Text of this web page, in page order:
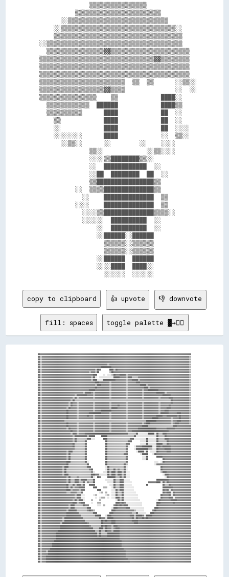
                ▒▒▒▒▒▒▒▒▒▒▒▒▒▒▒▒
            ▒▒▒▒▒▒▒▒▒▒▒▒▒▒▒▒▒▒▒▒▒▒▒▒
        ░░▒▒▒▒▒▒▒▒▒▒▒▒▒▒▒▒▒▒▒▒▒▒▒▒▒▒▒▒
      ░░▒▒▒▒▒▒▒▒▒▒▒▒▒▒▒▒▒▒▒▒▒▒▒▒▒▒▒▒▒▒▒▒░░
      ▒▒▒▒▒▒▒▒▒▒▒▒▒▒▒▒▒▒▒▒▒▒▒▒▒▒▒▒▒▒▒▒▒▒▒▒
  ░░▒▒▒▒▒▒▒▒▒▒▒▒▒▒▒▒▒▒▒▒▒▒▒▒▒▒▒▒▒▒▒▒▒▒▒▒▒▒
    ▒▒▒▒▒▒▒▒▒▒▒▒▒▒▒▒▓▓▒▒▒▒▒▒▒▒▒▒▒▒▒▒▒▒▒▒▒▒▒▒
  ▒▒▒▒▒▒▒▒▒▒▒▒▒▒▒▒▒▒▒▒▒▒▒▒▒▒▒▒▒▒▒▒▓▓▒▒▒▒▒▒▒▒
  ▒▒▒▒▒▒▒▒▒▒▒▒▒▒▒▒▒▒▒▒▒▒▒▒▒▒▒▒▒▒▒▒▒▒▒▒▒▒▒▒▒▒
  ▒▒▒▒▒▒▒▒▒▒▒▒▒▒▒▒▒▒▒▒▒▒▒▒▒▒▒▒▒▒▒▒▒▒▒▒▒▒▒▒▒▒
  ▒▒▒▒▒▒▒▒▒▒▒▒▒▒▒▒▒▒▒▒▒▒▒▒  ▒▒  ▒▒      ░░▒▒░░
  ▒▒▒▒▒▒▒▒▒▒▒▒▒▒▒▒▒▒▓▓▒▒▒▒              ░░  ░░
  ▒▒▒▒▒▒▒▒▒▒▒▒▒▒▒▒    ▒▒            ████░░
    ▒▒▒▒▒▒▒▒▒▒▒▒  ██████            ████▒▒
    ▒▒▒▒▒▒▒▒▒▒      ████            ██  ░░
      ▒▒            ████            ██  ░░
      ░░            ████            ██  ░░░░
      ░░░░░░░░      ████            ░░  ▒▒░░
        ░░▒▒░░      ░░        ░░    ░░░░
                ▒▒░░            ░░▒▒░░░░
                ░░░░▒▒████████▒▒░░
                ░░  ████████████  ░░
                ░░██  ████████  ██  ░░
                ▒▒████████████████▒▒
            ░░  ▒▒▒▒██████████████▒▒
              ░░    ██████████████  ▒▒
            ░░░░    ██████████████  ▒▒
              ░░░░▒▒██████████████▒▒▒▒░░
              ░░░░░░  ██████████  ░░
                  ░░  ██████████  ░░
                  ░░██████░░██████
                    ▒▒▒▒▒▒░░▒▒▒▒▒▒
                    ▒▒▒▒▒▒░░▒▒▒▒▒▒
                  ░░██████  ██████
                  ░░░░████  ████░░
copy to clipboard 👍 upvote 👎 downvote
fill: spaces toggle palette ▓→✊🏽
██▓▓▓▓▓▓▓▓▓▓▓▓▓▓▓▓▓▓▓▓▓▓▓▓▓▓▓▓▓▓▓▓▓▓▓▓▓▓▓▓▓▓▓▓▓▓▓▓▓▓▓▓▓▓▓▓▓▓▓▓▓▓▓▓▓▓▓▓▓▓▓▓▓▓▓▓▓▓▓▓▓▓▓▓▓▓▓▓▓▓▓▓▓▓▓▓▓▓▓▓▓▓▓▓▓▓▓▓▓▓▓▓▓▓▓▓▓▓▓▓▓▓▓▓▓▓▓▓▓▓▓▓▓▓▓▓▓▓▓▓▓▓▓▓▓▓▓▓
██▒▒▓▓▓▓▓▓▓▓▓▓▓▓▓▓▓▓▓▓▓▓▓▓▓▓▓▓▓▓▓▓▓▓▓▓▓▓▓▓▓▓▓▓▓▓▓▓▓▓▓▓▓▓▓▓▓▓▓▓▓▓▓▓▓▓▓▓▓▓▓▓▓▓▓▓▓▓▓▓▓▓▓▓▓▓▓▓▓▓▓▓▓▓▓▓▓▓▓▓▓▓▓▓▓▓▓▓▓▓▓▓▓▓▓▓▓▓▓▓▓▓▓▓▓▓▓▓▓▓▓▓▓▓▓▓▓▓▓▓▓▓▓▓▓▓▒▒
██▒▒▓▓▓▓▓▓▓▓▓▓▓▓▓▓▓▓▓▓▓▓▓▓▓▓▓▓▓▓▓▓▓▓▓▓▓▓▓▓▓▓▓▓▓▓▓▓▓▓▓▓▓▓▓▓▓▓▓▓▓▓▓▓▓▓▓▓▓▓▓▓▓▓▓▓▓▓▓▓▓▓▓▓▓▓▓▓▓▓▓▓▓▓▓▓▓▓▓▓▓▓▓▓▓▓▓▓▓▓▓▓▓▓▓▓▓▓▓▓▓▓▓▓▓▓▓▓▓▓▓▓▓▓▓▓▓▓▓▓▓▓▓▓▓▓▒▒
██▒▒▓▓▓▓▓▓▓▓▓▓▓▓▓▓▓▓▓▓▓▓▓▓▓▓▓▓▓▓▓▓▓▓▓▓▓▓▓▓▓▓▓▓▓▓▓▓▓▓▓▓▓▓▓▓▓▓▓▓▓▓▓▓▓▓▓▓▓▓▓▓▓▓▓▓▓▓▓▓▓▓▓▓▓▓▓▓▓▓▓▓▓▓▓▓▓▓▓▓▓▓▓▓▓▓▓▓▓▓▓▓▓▓▓▓▓▓▓▓▓▓▓▓▓▓▓▓▓▓▓▓▓▓▓▓▓▓▓▓▓▓▓▓▓▓▒▒
██▒▒▓▓▓▓▓▓▓▓▓▓▓▓▓▓▓▓▓▓▓▓▓▓▓▓▓▓▓▓▓▓▓▓▓▓▓▓▓▓▓▓▓▓▓▓▓▓▓▓▓▓▓▓▓▓▓▓▓▓▓▓▓▓▓▓▒▒▓▓▓▓▓▓▓▓▓▓▓▓▓▓▓▓▓▓▓▓▓▓▓▓▓▓▓▓▓▓▓▓▓▓▓▓▓▓▓▓▓▓▓▓▓▓▓▓▓▓▓▓▓▓▓▓▓▓▓▓▓▓▓▓▓▓▓▓▓▓▓▓▓▓▓▓▓▓▒▒
██▒▒▓▓▓▓▓▓▓▓▓▓▓▓▓▓▓▓▓▓▓▓▓▓▓▓▓▓▓▓▓▓▓▓▓▓▓▓▓▓▓▓▓▓▓▓▓▓▓▓▓▓▓▓▓▓▓▓▓▓██████████▓▓▓▓▓▓▓▓▓▓▓▓▓▓▓▓▓▓▓▓▓▓▓▓▓▓▓▓▓▓▓▓▓▓▓▓▓▓▓▓▓▓▓▓▓▓▓▓▓▓▓▓▓▓▓▓▓▓▓▓▓▓▓▓▓▓▓▓▓▓▓▓▓▓▓▓▒▒
██▒▒▓▓▓▓▓▓▓▓▓▓▓▓▓▓▓▓▓▓▓▓▓▓▓▓▓▓▓▓▓▓▓▓▓▓▓▓▓▓▓▓▓▓▓▓▓▓▓▓▓▓▓▓▒▒██▓▓        ████▒▒██▓▓▓▓▓▓▓▓▓▓▓▓▓▓▓▓▓▓▓▓▓▓▓▓▓▓▓▓▓▓▓▓▓▓▓▓▓▓▓▓▓▓▓▓▓▓▓▓▓▓▓▓▓▓▓▓▓▓▓▓▓▓▓▓▓▓▓▓▓▓▒▒
██▒▒▓▓▓▓▓▓▓▓▓▓▓▓▓▓▓▓▓▓▓▓▓▓▓▓▓▓▓▓▓▓▓▓▓▓▓▓▓▓▓▓▓▓▓▓▓▓▒▒▓▓▓▓▒▒██          ▒▒██▓▓▓▓▓▓▓▓▓▓▓▓▓▓▓▓▓▓▓▓▓▓▓▓▓▓▓▓▓▓▓▓▓▓▓▓▓▓▓▓▓▓▓▓▓▓▓▓▓▓▓▓▓▓▓▓▓▓▓▓▓▓▓▓▓▓▓▓▓▓▓▓▓▓▒▒
██▒▒▓▓▓▓▓▓▓▓▓▓▓▓▓▓▓▓▓▓▓▓▓▓▓▓▓▓▓▓▓▓▓▓▓▓▓▓▓▓▓▓▓▓▓▓▓▓▓▓▓▓████      ░░  ░░░░▒▒██▓▓▓▓██████▒▒▓▓▓▓▓▓▓▓▓▓▓▓▓▓▓▓▓▓▓▓▓▓▓▓▓▓▓▓▓▓▓▓▓▓▓▓▓▓▓▓▓▓▓▓▓▓▓▓▓▓▓▓▓▓▓▓▓▓▓▓▒▒
██▒▒▓▓▓▓▓▓▓▓▓▓▓▓▓▓▓▓▓▓▓▓▓▓▓▓▓▓▓▓▓▓▓▓▓▓▓▓▓▓▓▓▓▓▓▓▓▓▓▓▒▒██░░  ░░░░░░░░░░░░░░██████▓▓▓▓▓▓▒▒████▒▒▒▒▒▒▓▓▓▓▓▓▓▓▓▓▓▓▓▓▓▓▓▓▓▓▓▓▓▓▓▓▓▓▓▓▓▓▓▓▓▓▓▓▓▓▓▓▓▓▓▓▓▓▓▓▒▒
██▒▒▓▓▓▓▓▓▓▓▓▓▓▓▓▓▓▓▓▓▓▓▓▓▓▓▓▓▓▓▓▓▓▓▓▓▓▓▓▓▓▓▓▓▓▓▓▓▓▓▒▒████░░░░░░████████████▓▓▓▓▓▓▓▓▓▓▒▒▓▓▓▓██████▒▒▓▓▓▓▓▓▓▓▓▓▓▓▓▓▓▓▓▓▓▓▓▓▓▓▓▓▓▓▓▓▓▓▓▓▓▓▓▓▓▓▓▓▓▓▓▓▓▓▒▒
██▒▒▓▓▓▓▓▓▓▓▓▓▓▓▓▓▓▓▓▓▓▓▓▓▓▓▓▓▓▓▓▓▓▓▓▓▓▓▓▓▓▓▓▓▓▓▓▓▓▓▓▓▓▓████▓▓▓▓▓▓▓▓▓▓▒▒▓▓▓▓▓▓▓▓▓▓▓▓▓▓▒▒▓▓▓▓▓▓▓▓████▓▓▓▓▓▓▓▓▓▓▓▓▓▓▓▓▓▓▓▓▓▓▓▓▓▓▓▓▓▓▓▓▓▓▓▓▓▓▓▓▓▓▓▓▓▓▓▓▒▒
██▒▒▓▓▓▓▓▓▓▓▓▓▓▓▓▓▓▓▓▓▓▓▓▓▓▓▓▓▓▓▓▓▓▓▓▓▓▓▓▓▓▓▓▓▓▓▓▓▓▓▓▓▓▓▒▒████▓▓▓▓▓▓▓▓▒▒▓▓▓▓▓▓▓▓▓▓▓▓▓▓▒▒▓▓▓▓▓▓▓▓▓▓▓▓██████▒▒▓▓▓▓▓▓▓▓▓▓▓▓▓▓▓▓▓▓▓▓▓▓▓▓▓▓▓▓▓▓▓▓▓▓▓▓▓▓▓▓▒▒
██▒▒▓▓▓▓▓▓▓▓▓▓▓▓▓▓▓▓▓▓▓▓▓▓▓▓▓▓▓▓▓▓▓▓▓▓▓▓▓▓▓▓▓▓▓▓▓▓▓▓▓▓▓▓██▓▓▓▓▓▓▓▓▓▓▓▓▒▒▓▓▓▓▓▓▓▓▓▓▓▓▓▓▒▒▓▓▓▓▓▓▓▓▓▓▓▓▓▓▓▓████▒▒▓▓▓▓▓▓▓▓▓▓▓▓▓▓▓▓▓▓▓▓▓▓▓▓▓▓▓▓▓▓▓▓▓▓▓▓▓▓▒▒
██▒▒▓▓▓▓▓▓▓▓▓▓▓▓▓▓▓▓▓▓▓▓▓▓▓▓▓▓▓▓▓▓▓▓▓▓▓▓▓▓▓▓▓▓▓▓▓▓██████▓▓▓▓▓▓▓▓▓▓▓▓▓▓▒▒▓▓▓▓▓▓▓▓▓▓▓▓▓▓▒▒▓▓▓▓▓▓▓▓▓▓▓▓▓▓▒▒▓▓▓▓██████████▓▓▓▓▓▓▓▓▓▓▓▓▓▓▓▓▓▓▓▓▓▓▓▓▓▓▓▓▓▓▒▒
██▒▒▓▓▓▓▓▓▓▓▓▓▓▓▓▓▓▓▓▓▓▓▓▓▓▓▓▓▓▓▓▓▓▓▓▓▓▓▓▓▓▓▒▒██████▓▓▒▒▓▓▓▓▓▓▓▓▓▓▓▓▓▓▒▒▓▓▓▓▓▓▓▓▓▓▓▓▓▓▒▒▓▓▓▓▓▓▓▓▓▓▓▓▓▓▒▒▓▓▓▓▓▓▓▓▓▓▓▓████████▒▒▓▓▓▓▓▓▓▓▓▓▓▓▓▓▓▓▓▓▓▓▓▓▒▒
██▒▒▓▓▓▓▓▓▓▓▓▓▓▓▓▓▓▓▓▓▓▓▓▓▓▓▓▓▓▓▓▓▓▓▒▒██████████▓▓▓▓▓▓▒▒▓▓▓▓▓▓▓▓▓▓▓▓▓▓▒▒▓▓▓▓▓▓▓▓▓▓▓▓▓▓▒▒▓▓▓▓▓▓▓▓▓▓▓▓▓▓▒▒▓▓▓▓▓▓▓▓▓▓▓▓▓▓▓▓▓▓████████▓▓▓▓▓▓▓▓▓▓▓▓▓▓▓▓▓▓▒▒
██▒▒▓▓▓▓▓▓▓▓▓▓▓▓▓▓▓▓▓▓▓▓▓▓▓▓▓▓▓▓▓▓▒▒██▒▒▓▓▓▓▓▓▓▓▓▓▓▓▓▓▒▒▓▓▓▓▓▓▓▓▓▓▓▓▓▓▒▒▓▓▓▓▓▓▓▓▓▓▓▓▓▓▒▒▓▓▓▓▓▓▓▓▓▓▓▓▓▓▒▒▓▓▓▓▓▓▓▓▓▓▓▓▓▓▒▒▓▓▓▓▓▓▓▓████▓▓▓▓▓▓▓▓▓▓▓▓▓▓▓▓▒▒
██▒▒▓▓▓▓▓▓▓▓▓▓▓▓▓▓▓▓▓▓▓▓▓▓▓▓▓▓▓▓▒▒██▒▒▒▒▒▒▒▒▒▒▒▒▒▒▒▒▒▒▒▒▒▒▒▒▒▒▒▒▒▒▒▒▒▒▒▒▒▒▒▒▒▒▒▒▒▒▒▒▒▒▒▒▒▒▒▒▒▒▒▒▒▒▒▒▒▒▒▒▒▒▒▒▒▒▒▒▒▒▒▒▒▒▒▒▒▒▒▒▒▒▒▒▒▒██▓▓▓▓▓▓▓▓▓▓▓▓▓▓▓▓▒▒
██▒▒▓▓▓▓▓▓▓▓▓▓▓▓▓▓▓▓▓▓▓▓▓▓▓▓▓▓▒▒██▓▓▓▓▒▒▓▓▓▓▓▓▓▓▓▓▓▓▓▓▒▒▓▓▓▓▓▓▓▓▓▓▓▓▓▓▒▒▓▓▓▓▓▓▓▓▓▓▓▓▓▓▒▒▓▓▓▓▓▓▓▓▓▓▓▓▓▓▒▒▓▓▓▓▓▓▓▓▓▓▓▓▓▓▒▒▓▓▓▓▓▓▓▓▓▓██▓▓▓▓▓▓▓▓▓▓▓▓▓▓▓▓▒▒
██▒▒▓▓▓▓▓▓▓▓▓▓▓▓▓▓▓▓▓▓▓▓▓▓▓▓▓▓▒▒██▓▓▓▓▒▒▓▓▓▓▓▓▓▓▓▓▓▓▓▓▒▒▓▓▓▓▓▓▓▓▓▓▓▓▓▓▒▒▓▓▓▓▓▓██▓▓▓▓▓▓▒▒▓▓▓▓▓▓▓▓▓▓▓▓▓▓▒▒▓▓▓▓▓▓▓▓▓▓▓▓▓▓▒▒▓▓▓▓▓▓▓▓██▓▓▓▓▓▓▓▓▓▓▓▓▓▓▓▓▓▓▒▒
██▒▒▓▓▓▓▓▓▓▓▓▓▓▓▓▓▓▓▓▓▓▓▓▓▓▓▒▒██▓▓▓▓▓▓▒▒▓▓▓▓▓▓▓▓▓▓▓▓▓▓▒▒▓▓▓▓▓▓▓▓▓▓▓▓▓▓▒▒██████▓▓▓▓▓▓▓▓▒▒▓▓▓▓▓▓▓▓▓▓▓▓▓▓▒▒▓▓▓▓▓▓▓▓▓▓▓▓▓▓▒▒▓▓▓▓▓▓████▓▓▓▓▓▓▓▓▓▓▓▓▓▓▓▓▓▓▒▒
██▒▒▓▓▓▓▓▓▓▓▓▓▓▓▓▓▓▓▓▓▓▓▓▓▓▓██▓▓▓▓▓▓▓▓▒▒▓▓▓▓▓▓▓▓▓▓▓▓▓▓▒▒▓▓▓▓▓▓██████████▓▓▓▓▓▓▓▓▓▓▓▓▓▓▒▒▓▓▓▓▓▓▓▓▓▓▓▓▓▓▒▒▓▓▓▓▓▓▓▓▓▓▓▓▓▓▒▒▓▓▓▓████▓▓▓▓▓▓▓▓▓▓▓▓▓▓▓▓▓▓▓▓▒▒
██▒▒▓▓▓▓▓▓▓▓▓▓▓▓▓▓▓▓▓▓▓▓▓▓▓▓██▓▓▓▓▓▓▓▓▒▒▓▓▓▓▓▓▓▓▓▓████████████▓▓▓▓▓▓▓▓▒▒▓▓▓▓▓▓▓▓▓▓▓▓▓▓▒▒▓▓▓▓▓▓▓▓▓▓▓▓▓▓▒▒▓▓▓▓▓▓▓▓▓▓▓▓▓▓▒▒████████▓▓▓▓▓▓▓▓████▓▓▓▓▓▓▓▓▒▒
██▒▒▓▓▓▓▓▓▓▓▓▓▓▓▓▓▓▓▓▓▓▓▓▓▓▓██▓▓▓▓▓▓▓▓▒▒▓▓▓▓▓▓▓▓██▓▓▓▓▒▒▓▓▓▓▓▓▓▓▓▓▓▓▓▓▒▒▓▓▓▓▓▓▓▓▓▓▓▓▓▓▒▒▓▓▓▓▓▓▓▓▓▓▓▓▓▓▒▒▓▓▓▓▓▓▓▓▓▓▓▓██████▓▓▓▓██████████▓▓██▓▓▓▓▓▓▓▓▒▒
██▒▒▓▓▓▓▓▓▓▓▓▓▓▓▓▓▓▓▓▓▓▓▓▓▓▓██▓▓▓▓▓▓▓▓▒▒▓▓▓▓▓▓▓▓▓▓▓▓▓▓▒▒▓▓▓▓▓▓▓▓▓▓▓▓▓▓▒▒▓▓▓▓▓▓▓▓▓▓▓▓▓▓▒▒▓▓▓▓▓▓▓▓▓▓▓▓▓▓▒▒▓▓▓▓▓▓▓▓██████▓▓▓▓▓▓▓▓▓▓▓▓▒▒▓▓▓▓▓▓██▓▓▓▓▓▓▓▓▒▒
██▒▒▓▓▓▓▓▓▓▓▓▓▓▓▓▓▓▓▓▓▓▓▓▓▒▒▒▒▒▒▒▒▒▒▒▒▒▒▒▒▒▒▒▒▒▒▒▒▒▒▒▒▒▒▒▒▒▒▒▒▒▒▒▒▒▒▒▒▒▒▒▒▒▒▒▒▒▒▒▒▒▒▒▒▒▒▒▒▒▒▒▒▒▒▒▒▒▒▒▒▒▒▒▒██████████▓▓▓▓▓▓▓▓▓▓▓▓▓▓▒▒▓▓▓▓████▓▓▓▓▓▓▓▓▒▒
██▒▒▓▓▓▓▓▓▓▓▓▓▓▓▓▓▓▓▓▓▓▓▓▓▓▓██▓▓▓▓▓▓▓▓▒▒▓▓▓▓▓▓▓▓▓▓▓▓▓▓▒▒▓▓▓▓▓▓▓▓▓▓▓▓▓▓▒▒▓▓▓▓▓▓▓▓▓▓▓▓▓▓▒▒▓▓▓▓▓▓▓▓▓▓▓▓▓▓▒▒▓▓████▓▓▓▓▓▓▓▓▓▓▓▓▓▓▓▓▓▓▓▓▒▒▓▓████▓▓▓▓▓▓▓▓▓▓▒▒
██▒▒▓▓▓▓▓▓▓▓▓▓▓▓▓▓▓▓▓▓▓▓▓▓▓▓██▓▓▓▓▓▓▓▓▒▒▓▓▓▓▓▓▓▓▓▓▓▓▓▓▒▒▓▓▓▓▓▓▓▓▓▓▓▓▓▓▒▒▓▓▓▓▓▓▓▓▓▓▓▓▓▓▒▒▓▓▓▓▓▓▓▓▓▓▓▓▓▓██████▒▒▒▒▒▒▒▒▒▒▒▒▒▒▒▒▒▒▒▒▒▒▒▒████▓▓▓▓▓▓▓▓▓▓▓▓▓▓
██▒▒▓▓▓▓▓▓▓▓▓▓▓▓▓▓▓▓▓▓▓▓▓▓▓▓▒▒██▓▓▓▓▓▓▒▒▓▓▓▓▓▓▓▓▓▓▓▓▓▓▒▒▓▓▓▓▓▓▓▓▓▓▓▓▓▓▒▒▓▓▓▓▓▓▓▓▓▓▓▓▓▓▒▒▓▓▓▓▓▓▓▓▓▓██████████████████▓▓▓▓▓▓▓▓▓▓████████▓▓▓▓▓▓▓▓▓▓▓▓▓▓▓▓
██▒▒▓▓▓▓▓▓▓▓▓▓▓▓▓▓▓▓▓▓▓▓▓▓▓▓▓▓▓▓██▓▓▓▓▒▒▓▓▓▓▓▓▓▓▓▓▓▓▓▓▒▒▓▓▓▓▓▓▓▓▓▓▓▓▓▓▒▒▓▓▓▓▓▓▓▓▓▓▓▓▓▓▒▒▓▓▓▓████████████████████████████████████▓▓▓▓▓▓▓▓▓▓▓▓▓▓▓▓▓▓▓▓▓▓
██▒▒▓▓▓▓▓▓▓▓▓▓▓▓▓▓▓▓▓▓▓▓▓▓▓▓▓▓▓▓▒▒████▒▒▓▓▓▓▓▓██████████████████████████████████████████▒▒▒▒▒▒▒▒██░░░░░░░░░░██████░░██▒▒▒▒████▓▓▓▓▓▓▓▓▓▓▓▓▓▓▓▓▓▓▓▓▓▓▓▓
██▒▒▓▓▓▓▓▓▓▓▓▓▓▓▓▓▓▓▓▓▓▓▓▓▓▓▓▓▓▓▓▓▒▒████████████▒▒██████      ██████▒▒▒▒▒▒▒▒▒▒▒▒▒▒▒▒▒▒▒▒▒▒▒▒▒▒██░░░░░░░░░░░░░░░░░░░░██▒▒▒▒▒▒██▓▓▓▓▓▓▓▓▓▓▓▓▓▓▓▓▓▓▓▓▓▓▓▓
██▒▒▓▓▓▓▓▓▓▓▓▓▓▓▓▓▓▓▓▓▓▓▓▓▓▓▓▓▓▓▓▓▒▒██▒▒▒▒▒▒▒▒▒▒████░░░░        ████▒▒▒▒▒▒▒▒▒▒▒▒▒▒▒▒▒▒▒▒▒▒████░░░░░░░░░░░░██░░░░░░░░██▒▒▒▒▒▒████▓▓▓▓▓▓▓▓▓▓▓▓▓▓▓▓▓▓▓▓▓▓
██▒▒▓▓▓▓▓▓▓▓▓▓▓▓▓▓▓▓▓▓▓▓▓▓▓▓▓▓▓▓▓▓▒▒██▒▒▒▒▒▒▒▒██                  ██▒▒▒▒▒▒▒▒▒▒▒▒▒▒▒▒▒▒▒▒████        ░░░░░░██░░░░░░░░██▒▒▒▒▒▒▒▒██▓▓▓▓▓▓▓▓▓▓▓▓▓▓▓▓▓▓▓▓▓▓
██▒▒▓▓▓▓▓▓▓▓▓▓▓▓▓▓▓▓▓▓▓▓▓▓▓▓▓▓▓▓▓▓██▒▒▒▒▒▒▒▒▒▒██                  ██▒▒▒▒▒▒▒▒▒▒▒▒▒▒▒▒▒▒████          ░░░░░░██░░░░░░░░██████▒▒▒▒██▓▓▓▓▓▓▓▓▓▓▓▓▓▓▓▓▓▓▓▓▓▓
██▒▒▓▓▓▓▓▓▓▓▓▓▓▓▓▓▓▓▓▓▓▓▓▓▓▓▓▓▓▓▓▓██▒▒▒▒▒▒▒▒▒▒██                  ██▒▒▒▒▒▒▒▒▒▒▒▒▒▒▒▒▒▒██░░    ░░▓▓▓▓▓▓██████████░░░░████▓▓████████▓▓▓▓▓▓▓▓▓▓▓▓▓▓▓▓▓▓▓▓
██▒▒▓▓▓▓▓▓▓▓▓▓▓▓▓▓▓▓▓▓▓▓▓▓▓▓▓▓▓▓▓▓▓▓▒▒▒▒▒▒▒▒▒▒██                  ██▒▒▒▒▒▒▒▒▒▒▒▒▒▒▒▒▒▒██      ░░████████████▒▒▒▒░░░░██▓▓▓▓▓▓██████▓▓▓▓▓▓▓▓▓▓▓▓▓▓▓▓▓▓▓▓
██▒▒▓▓▓▓▓▓▓▓▓▓▓▓▓▓▓▓▓▓▓▓▓▓▓▓▒▒████▒▒▒▒▒▒▒▒▒▒▒▒██                  ██▒▒▒▒▒▒▒▒▒▒▒▒▒▒▒▒▒▒██        ░░██████░░██  ░░░░░░██▓▓▓▓▓▓▓▓████▓▓▓▓▓▓▓▓▓▓▓▓▓▓▓▓▓▓▓▓
██▒▒▓▓▓▓▓▓▓▓▓▓▓▓▓▓▓▓▓▓▓▓▓▓▓▓▒▒██▒▒▒▒▒▒▒▒▒▒▒▒▒▒██                  ██▒▒▒▒▒▒▒▒▒▒▒▒▒▒▒▒████            ░░██████    ░░██▓▓▓▓▓▓▓▓▓▓▓▓▓▓▓▓▓▓▓▓▓▓▓▓▓▓▓▓▓▓▓▓▓▓
██▒▒▓▓▓▓▓▓▓▓▓▓▓▓▓▓▓▓▓▓▓▓▓▓▓▓▒▒██▒▒▒▒▒▒▒▒▒▒▒▒▒▒██                  ██▒▒▒▒▒▒▒▒▒▒▒▒▒▒▒▒▒▒██              ░░░░██        ██████▓▓▓▓▓▓▓▓▓▓▓▓▓▓▓▓▓▓▓▓▓▓▓▓▓▓▓▓
██▒▒▓▓▓▓▓▓▓▓▓▓▓▓▓▓▓▓▓▓▓▓▓▓▓▓▒▒██▒▒▒▒▒▒▒▒▒▒▒▒▒▒██                  ██▒▒▒▒▒▒▒▒▒▒▒▒▒▒▒▒▒▒██              ░░░░██              ██▓▓▓▓▓▓▓▓▓▓▓▓▓▓▓▓▓▓▓▓▓▓▓▓▓▓
██▒▒▓▓▓▓▓▓▓▓▓▓▓▓▓▓▓▓▓▓▓▓▓▓▓▓████▒▒▒▒▒▒▒▒▒▒▒▒▒▒██░░                ██▒▒▒▒▒▒▒▒▒▒▒▒▒▒▒▒▒▒██                          ░░░░  ░░██▓▓▓▓▓▓▓▓▓▓▓▓▓▓▓▓▓▓▓▓▓▓▓▓▓▓
██▒▒▓▓▓▓▓▓▓▓▓▓▓▓▓▓▓▓▓▓▓▓▓▓▓▓██▒▒▒▒▒▒▒▒▒▒▒▒▒▒▒▒▒▒██                ██▒▒▒▒▒▒▒▒▒▒▒▒▒▒▒▒██▒▒                          ░░▓▓▓▓▓▓▓▓▓▓▓▓▓▓▓▓▓▓▓▓▓▓▓▓▓▓▓▓▓▓▓▓▓▓
██▒▒▓▓▓▓▓▓▓▓▓▓▓▓▓▓▓▓▓▓▓▓▒▒████▒▒▒▒▒▒▒▒▒▒▒▒▒▒▒▒▒▒████              ░░██▒▒▒▒▒▒▒▒▒▒▒▒▒▒██░░                                ██▓▓▓▓▓▓▓▓▓▓▓▓▓▓▓▓▓▓▓▓▓▓▓▓▓▓▓▓
██▒▒▓▓▓▓▓▓▓▓▓▓▓▓▓▓▓▓▓▓▓▓▒▒██▒▒▒▒▒▒▒▒▒▒▒▒▒▒▒▒▒▒▒▒▒▒▓▓██            ░░██▒▒▒▒██▒▒▓▓▒▒▒▒██░░                                ██▓▓▓▓▓▓▓▓▓▓▓▓▓▓▓▓▓▓▓▓▓▓▓▓▓▓▓▓
██▒▒▓▓▓▓▓▓▓▓▓▓▓▓▓▓▓▓▓▓▓▓▒▒██▒▒▒▒▒▒▒▒▒▒▒▒▒▒▒▒▒▒▒▒▒▒▒▒▓▓░░        ░░░░██▒▒████▒▒████▒▒██░░░░                              ▒▒████▓▓▓▓▓▓▓▓▓▓▓▓▓▓▓▓▓▓▓▓▓▓▓▓
██▒▒▓▓▓▓▓▓▓▓▓▓▓▓▓▓▓▓▓▓▓▓▒▒████▒▒▒▒▒▒▒▒▒▒▒▒▒▒▒▒▒▒▒▒▒▒████▓▓▓▓░░░░░░░░██▒▒████▒▒████▒▒██░░░░                                ░░████▓▓▓▓▓▓▓▓▓▓▓▓▓▓▓▓▓▓▓▓▓▓
██▒▒▓▓▓▓▓▓▓▓▓▓▓▓▓▓▓▓▓▓▓▓▓▓▓▓▒▒██▒▒▒▒▒▒▓▓▒▒▒▒▒▒▒▒▒▒▒▒██░░  ██▓▓      ████████▒▒▒▒██▒▒██░░░░                                  ░░██▓▓▓▓▓▓▓▓▓▓▓▓▓▓▓▓▓▓▓▓▓▓
██▒▒▓▓▓▓▓▓▓▓▓▓▓▓▓▓▓▓▓▓▓▓▓▓▓▓▒▒██▒▒▒▒████▒▒██████▒▒▒▒▒▒██          ░░░░░░░░██▒▒▒▒████░░░░░░                          ████████████▓▓▓▓▓▓▓▓▓▓▓▓▓▓▓▓▓▓▓▓▓▓
██▒▒▓▓▓▓▓▓▓▓▓▓▓▓▓▓▓▓▓▓▓▓▓▓▓▓▒▒██▒▒▒▒████▒▒▒▒██░░▓▓▒▒▒▒██            ░░░░░░██▒▒▒▒████░░░░░░░░                ▓▓▓▓▓▓▓▓████░░██▒▒██▓▓▓▓▓▓▓▓▓▓▓▓▓▓▓▓▓▓▓▓▓▓
██▒▒▓▓▓▓▓▓▓▓▓▓▓▓▓▓▓▓▓▓▓▓▓▓▓▓██▒▒▒▒██▒▒████▒▒██    ██████              ░░░░██▒▒▒▒████░░░░░░░░              ██              ██▒▒▒▒██▓▓▓▓▓▓▓▓▓▓▓▓▓▓▓▓▓▓▓▓
██▒▒▓▓▓▓▓▓▓▓▓▓▓▓▓▓▓▓▓▓▓▓▓▓▓▓██▒▒██▒▒▓▓▓▓██████        ████      ▒▒▒▒    ░░██▒▒▒▒████░░░░░░░░░░                            ██████████▓▓▓▓▓▓▓▓▓▓▓▓▓▓▓▓▓▓
██▒▒▓▓▓▓▓▓▓▓▓▓▓▓▓▓▓▓▓▓▓▓▓▓▓▓████▒▒▓▓▓▓▓▓▒▒████            ████          ░░░░██▒▒████░░░░░░░░░░                            ██▓▓██░░██▓▓▓▓▓▓▓▓▓▓▓▓▓▓▓▓▓▓
██▒▒▓▓▓▓▓▓▓▓▓▓▓▓▓▓▓▓▓▓▓▓▓▓▓▓▒▒▒▒▓▓▓▓▓▓▒▒▒▒██                ░░▒▒  ▒▒    ░░░░██▒▒▒▒██░░░░░░░░░░░░                          ██▓▓████░░██▓▓▓▓▓▓▓▓▓▓▓▓▓▓▓▓
██▒▒▓▓▓▓▓▓▓▓▓▓▓▓▓▓▓▓▓▓▓▓▓▓▓▓▓▓▓▓▓▓▓▓▒▒████░░░░        ░░▒▒        ░░▒▒  ░░░░██▒▒▒▒██░░░░░░░░░░░░░░                      ██▓▓▓▓▓▓██░░██▓▓▓▓▓▓▓▓▓▓▓▓▓▓▓▓
██▒▒▓▓▓▓▓▓▓▓▓▓▓▓▓▓▓▓▓▓▓▓▓▓▓▓▓▓▓▓▓▓▓▓▒▒████░░░░          ░░  ░░▒▒▒▒  ░░  ░░░░████▒▒██░░░░░░░░░░░░░░                      ██▓▓▓▓▓▓████░░▓▓▓▓▓▓▓▓▓▓▓▓▓▓▓▓
██▒▒▓▓▓▓▓▓▓▓▓▓▓▓▓▓▓▓▓▓▓▓▓▓▓▓▓▓▓▓▓▓▒▒██▒▒████░░      ▒▒      ▒▒              ░░██▒▒██░░░░░░░░░░░░░░░░                ░░██▓▓▓▓▓▓▓▓▓▓██████▓▓▓▓▓▓▓▓▓▓▓▓▓▓
██▒▒▓▓▓▓▓▓▓▓▓▓▓▓▓▓▓▓▓▓▓▓▓▓▓▓▓▓▓▓▓▓████▒▒▓▓████      ░░    ▒▒▒▒              ████▓▓██▓▓░░░░░░░░░░░░░░░░              ████▓▓▓▓▓▓▓▓▓▓▓▓██▓▓▓▓▓▓▓▓▓▓▓▓▓▓▓▓
██▒▒▓▓▓▓▓▓▓▓▓▓▓▓▓▓▓▓▓▓▓▓▓▓▓▓▓▓▒▒████▒▒▒▒▒▒▒▒██▓▓▓▓        ░░░░  ▒▒        ▓▓██▓▓██▓▓████░░░░░░░░░░░░░░              ██▓▓▓▓▓▓▓▓▓▓▓▓▓▓▓▓▓▓▓▓▓▓▓▓▓▓▓▓▓▓▓▓
██▒▒▓▓▓▓▓▓▓▓▓▓▓▓▓▓▓▓▓▓▓▓▓▓▓▓▓▓▒▒████▒▒▒▒▒▒▒▒▒▒▒▒████                    ░░████▓▓▓▓▓▓▓▓████░░░░░░░░░░░░░░          ████▓▓▓▓▓▓▓▓▓▓▓▓▓▓▓▓▓▓▓▓▓▓▓▓▓▓▓▓▓▓▓▓
██▒▒▓▓▓▓▓▓▓▓▓▓▓▓▓▓▓▓▓▓▓▓▓▓▓▓▒▒████████▒▒▒▒▒▒▒▒▒▒▓▓██▓▓▒▒                ████▓▓▓▓▓▓▓▓▓▓▓▓▓▓▓▓▓▓▒▒░░░░░░░░        ▓▓██▓▓▓▓▓▓▓▓▓▓▓▓▓▓▓▓▓▓▓▓▓▓▓▓▓▓▓▓▓▓▓▓▓▓
██▒▒▓▓▓▓▓▓▓▓▓▓▓▓▓▓▓▓▓▓▓▓▓▓▓▓████████████▒▒▒▒▒▒▒▒▒▒▒▒▒▒████            ████▓▓▓▓▓▓▓▓▓▓▓▓▓▓▓▓▓▓▒▒▒▒██░░░░░░░░    ████▓▓▓▓▓▓▓▓▓▓▓▓▓▓▓▓▓▓▓▓▓▓▓▓▓▓▓▓▓▓▓▓▓▓▓▓
██▒▒▓▓▓▓▓▓▓▓▓▓▓▓▓▓▓▓▓▓▓▓▓▓▓▓██████████████▒▒▒▒▒▒▒▒▒▒▒▒▒▒██████    ░░████▓▓▓▓▓▓▓▓▓▓▓▓▓▓▓▓▓▓████▒▒██████▓▓░░██████▓▓▓▓▓▓▓▓▓▓▓▓▓▓▓▓▓▓▓▓▓▓▓▓▓▓▓▓▓▓▓▓▓▓▓▓▓▓
██▒▒▓▓▓▓▓▓▓▓▓▓▓▓▓▓▓▓▓▓▓▓▒▒██████████████████▒▒▒▒▒▒▒▒▒▒▒▒▒▒▒▒██▓▓▓▓░░██████▓▓▓▓▓▓▓▓▓▓▓▓▓▓▓▓▓▓██▒▒██▓▓▓▓██▓▓██▓▓▓▓▓▓▓▓▓▓▓▓▓▓▓▓▓▓▓▓▓▓▓▓▓▓▓▓▓▓▓▓▓▓▓▓▓▓▓▓▓▓
██▒▒▓▓▓▓▓▓▓▓▓▓▓▓▓▓▓▓▓▓▓▓▒▒████████████████████▒▒▒▒▒▒▒▒▒▒▒▒▒▒▒▒██▓▓██▓▓▓▓████▓▓▓▓▓▓▓▓▓▓▓▓▓▓▓▓██████▓▓▓▓▓▓▓▓▓▓▓▓▓▓▓▓▓▓▓▓▓▓▓▓▓▓▓▓▓▓▓▓▓▓▓▓▓▓▓▓▓▓▓▓▓▓▓▓▓▓▓▓
██▒▒▓▓▓▓▓▓▓▓▓▓▓▓▓▓▓▓▓▓▒▒██████████